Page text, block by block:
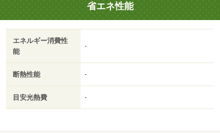
省エネ性能
エネルギー消費性
能
-
断熱性能 -
目安光熱費 -